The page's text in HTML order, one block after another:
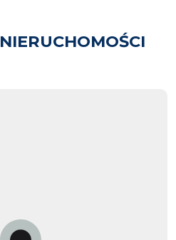
NIERUCHOMOŚCI